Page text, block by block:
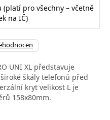
(platí pro všechny – včetně
na IČ)
UNI XL představuje
škály telefonů před
kryt velikost L je
158x80mm.